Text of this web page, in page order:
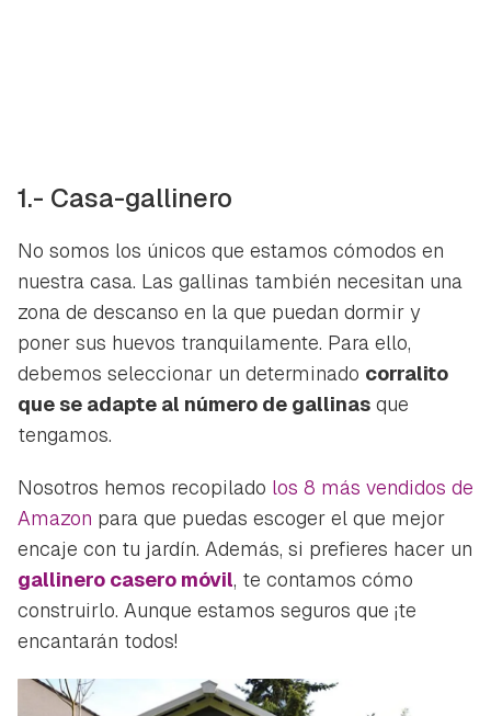
1.- Casa-gallinero
No somos los únicos que estamos cómodos en
nuestra casa. Las gallinas también necesitan una
zona de descanso en la que puedan dormir y
poner sus huevos tranquilamente. Para ello,
debemos seleccionar un determinado corralito
que se adapte al número de gallinas que
tengamos.
Nosotros hemos recopilado los 8 más vendidos de
Amazon para que puedas escoger el que mejor
encaje con tu jardín. Además, si prefieres hacer un
gallinero casero móvil, te contamos cómo
construirlo. Aunque estamos seguros que ¡te
encantarán todos!